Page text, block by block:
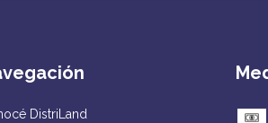
DistriLand